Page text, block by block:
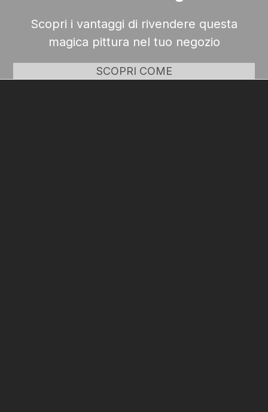
Scopri i vantaggi di rivendere questa
magica pittura nel tuo negozio
SCOPRI COME